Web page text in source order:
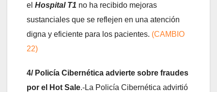
el Hospital T1 no ha recibido mejoras
sustanciales que se reflejen en una atención
digna y eficiente para los pacientes. (CAMBIO
22)
4/ Policía Cibernética advierte sobre fraudes
por el Hot Sale.-La Policía Cibernética advirtió